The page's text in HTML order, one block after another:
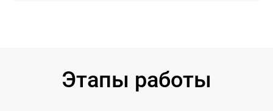
Этапы работы